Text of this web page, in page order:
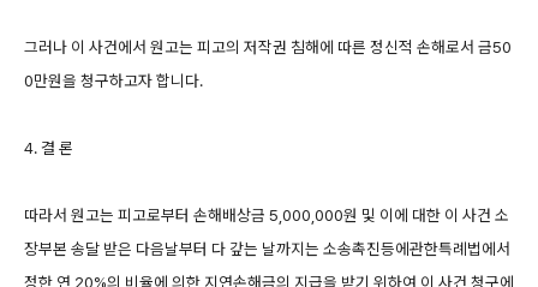
그러나 이 사건에서 원고는 피고의 저작권 침해에 따른 정신적 손해로서 금50
0만원을 청구하고자 합니다.
4. 결 론
따라서 원고는 피고로부터 손해배상금 5,000,000원 및 이에 대한 이 사건 소
장부본 송달 받은 다음날부터 다 갚는 날까지는 소송촉진등에관한특례법에서
정한 연 20%의 비율에 의한 지연손해금의 지급을 받기 위하여 이 사건 청구에